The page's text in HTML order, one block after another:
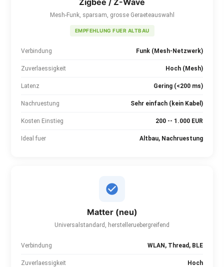
Mesh-Funk, sparsam, grosse Geraeteauswahl
EMPFEHLUNG FUER ALTBAU
Verbindung Funk (Mesh-Netzwerk)
Zuverlaessigkeit Hoch (Mesh)
Latenz Gering (<200 ms)
Nachruestung Sehr einfach (kein Kabel)
Kosten Einstieg 200 -- 1.000 EUR
Ideal fuer Altbau, Nachruestung
Matter (neu)
Universalstandard, herstelleruebergreifend
Verbindung WLAN, Thread, BLE
Zuverlaessigkeit Hoch